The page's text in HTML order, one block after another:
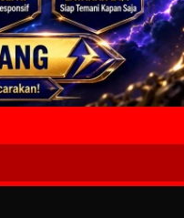
4 Wait Time